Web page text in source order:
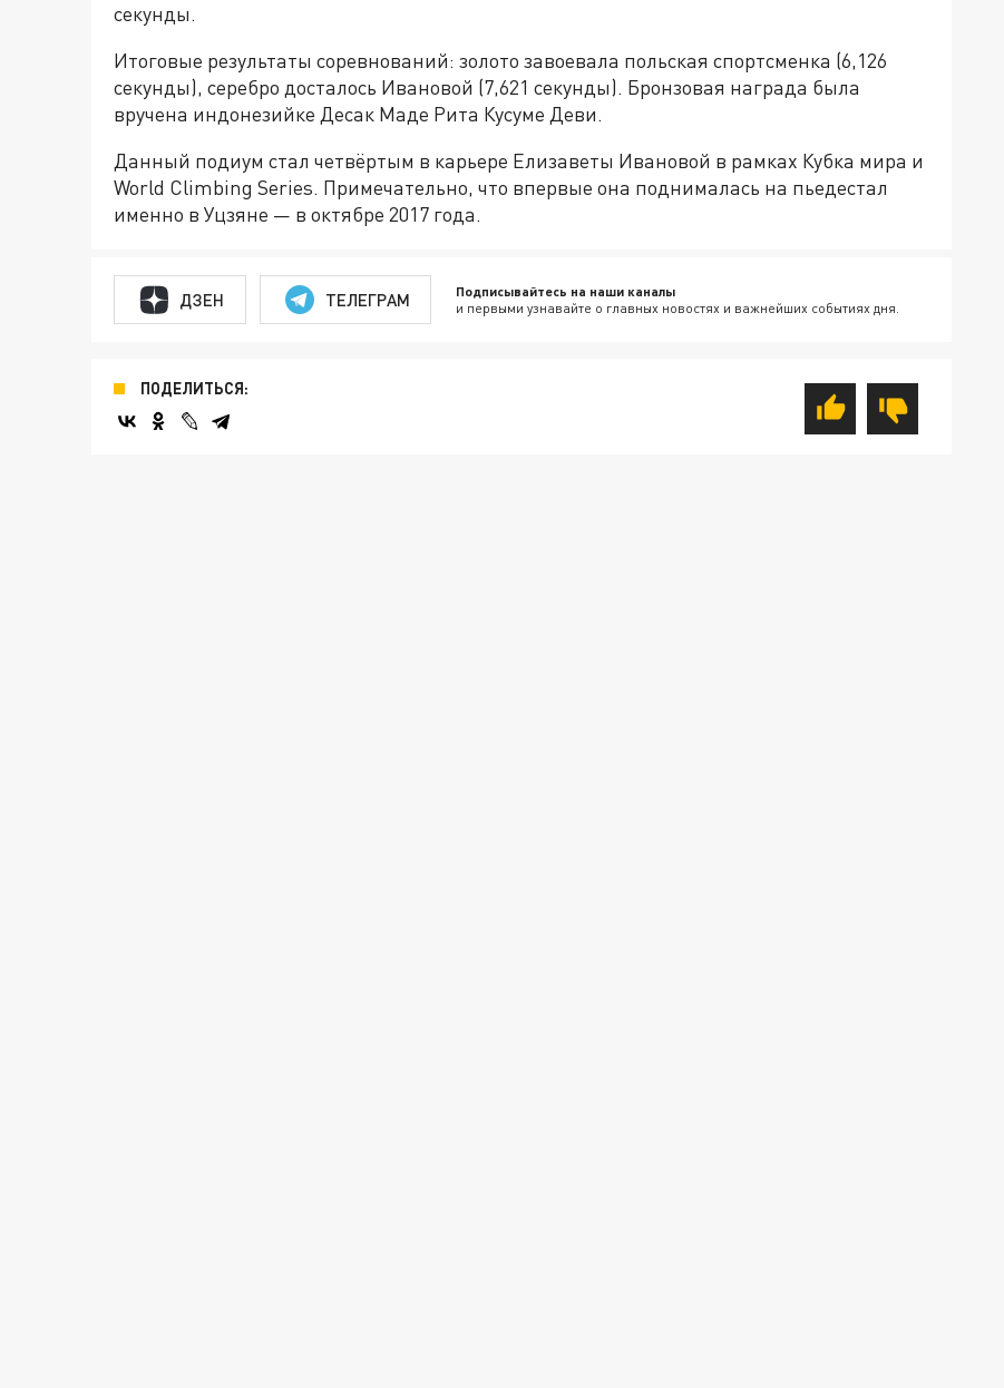
секунды.
Итоговые результаты соревнований: золото завоевала польская спортсменка (6,126
секунды), серебро досталось Ивановой (7,621 секунды). Бронзовая награда была
вручена индонезийке Десак Маде Рита Кусуме Деви.
Данный подиум стал четвёртым в карьере Елизаветы Ивановой в рамках Кубка мира и
World Climbing Series. Примечательно, что впервые она поднималась на пьедестал
именно в Уцзяне — в октябре 2017 года.
ДЗЕН ТЕЛЕГРАМ Подписывайтесь на наши каналы
и первыми узнавайте о главных новостях и важнейших событиях дня.
ПОДЕЛИТЬСЯ: